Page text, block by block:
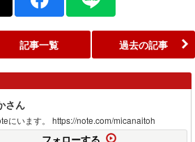
記事一覧 過去の記事
さん
にいます。 https://note.com/micanaitoh
フォローする